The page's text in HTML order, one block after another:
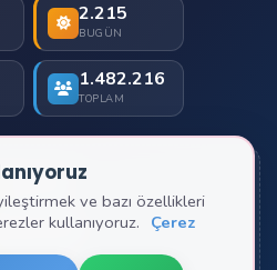
2.215
BUGÜN
1.482.216
TOPLAM
İletişim
ve bazı özellikleri
kullanıyoruz. Çerez